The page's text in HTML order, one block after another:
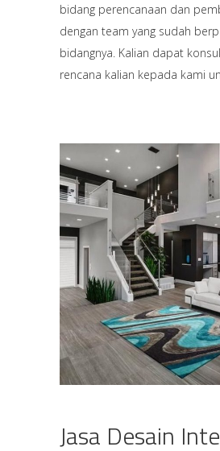
bidang perencanaan dan
dengan team yang sudah
bidangnya. Kalian dapat
rencana kalian kepada kami
Jasa Desain